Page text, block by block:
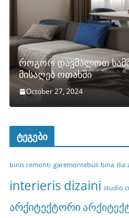
როგორ დავმალოთ
მისაღებ ოთახში
October 27, 2024
ტეგები
binis remonti garemontebuli bina ilia
interieris dizaini studio
არქიტექტორი